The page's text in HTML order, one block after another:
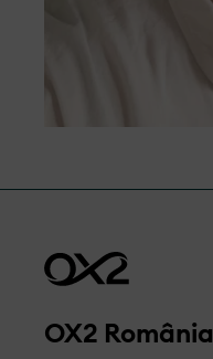
OX2 România